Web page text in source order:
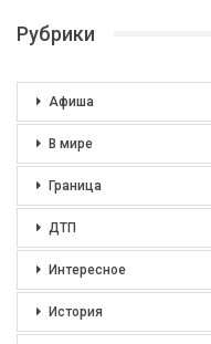
Рубрики
Афиша
В мире
Граница
ДТП
Интересное
История